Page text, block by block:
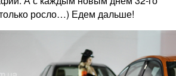
росло…) Едем дальше!